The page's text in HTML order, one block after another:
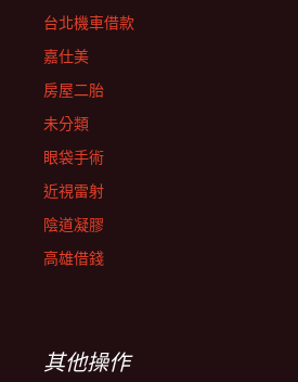
台北機車借款
嘉仕美
房屋二胎
未分類
眼袋手術
近視雷射
陰道凝膠
高雄借錢
其他操作